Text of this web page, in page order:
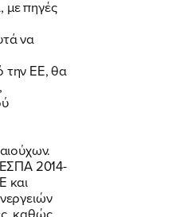
με πηγές
να
την ΕΕ, θα
2014-
και